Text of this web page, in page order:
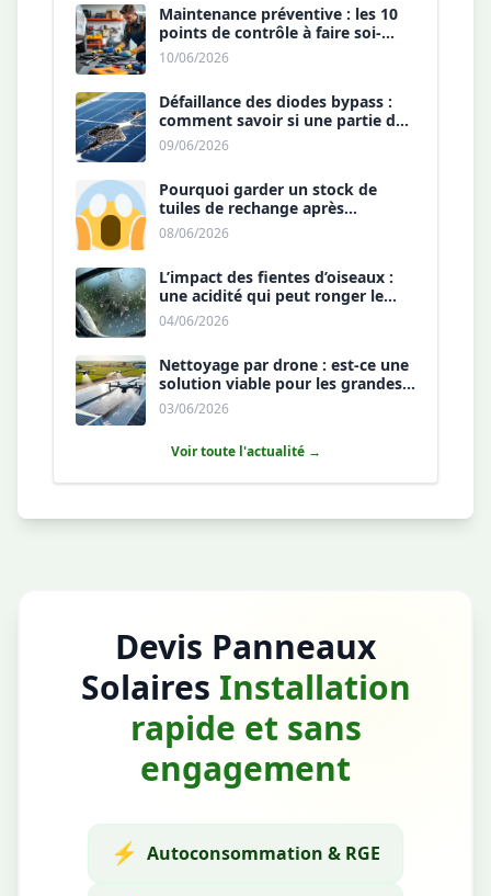
Maintenance préventive : les 10
points de contrôle à faire soi-
même chaque année.
10/06/2026
Défaillance des diodes bypass :
comment savoir si une partie de
votre panneau est morte ?
09/06/2026
Pourquoi garder un stock de
tuiles de rechange après
l’installation est une sécurité ?
08/06/2026
L’impact des fientes d’oiseaux :
une acidité qui peut ronger le
revêtement antireflet ?
04/06/2026
Nettoyage par drone : est-ce une
solution viable pour les grandes
toitures agricoles ?
03/06/2026
Voir toute l'actualité →
Devis Panneaux
Solaires Installation
rapide et sans
engagement
⚡ Autoconsommation & RGE